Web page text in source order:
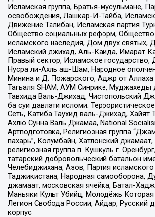
Исламская группа, Братья-мусульмане,
освобождения, Лашкар-И-Тайба,
Движение Талибан, Исламская партия
Общество социальных реформ,
исламского наследия, Дом двух
Исламский джихад, Аль-Каида, Имарат
Правый сектор, Исламское государство,
Нусра ли-Ахль аш-Шам, Народное
Минина и Д. Пожарского, Аджр от Аллаха
Тагьаля SHAM, АУМ Синрике, Муджахеды
Тавхида Валь-Джихад, Чистопольский
ба суи давлати исломи,
Сеть, Катиба Таухид валь-Джихад, Хайят
Ахлю Сунна Валь Джамаа, National
Артподготовка, Религиозная группа
пахарь”, Колумбайн, Хатлонский
религиозная группа п. Кушкуль г.
татарский добровольческий батальон
Челебиджихана, Азов, Партия
Таджикистана, Народная самооборона,
джамаат, московская ячейка, Батал-
Маньяки Культ Убийц, Молодёжь Которая
Легион Свобода России, Айдар, Русский
корпус